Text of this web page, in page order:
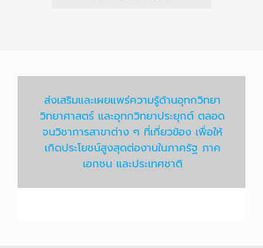
ส่งเสริมและเผยแพร่ความรู้ด้านอุทกวิทยา
วิทยาศาสตร์ และอุทกวิทยาประยุกต์ ตลอด
จนวิชาการสาขาต่าง ๆ ที่เกี่ยวข้อง เพื่อให้
เกิดประโยชน์สูงสุดต่องานในภาครัฐ ภาค
เอกชน และประเทศชาติ